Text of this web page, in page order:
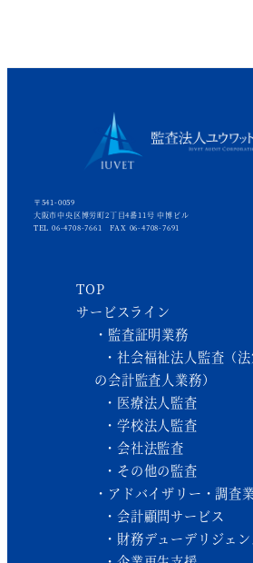
〒541-0059
大阪市中央区博労町2丁目4番11号 中博ビル
TEL 06-4708-7661 FAX 06-4708-7691
TOP
サービスライン
監査証明業務
社会福祉法人監査（
の会計監査人業務）
医療法人監査
学校法人監査
会社法監査
その他の監査
アドバイザリー・調査
会計顧問サービス
財務デューデリジェン